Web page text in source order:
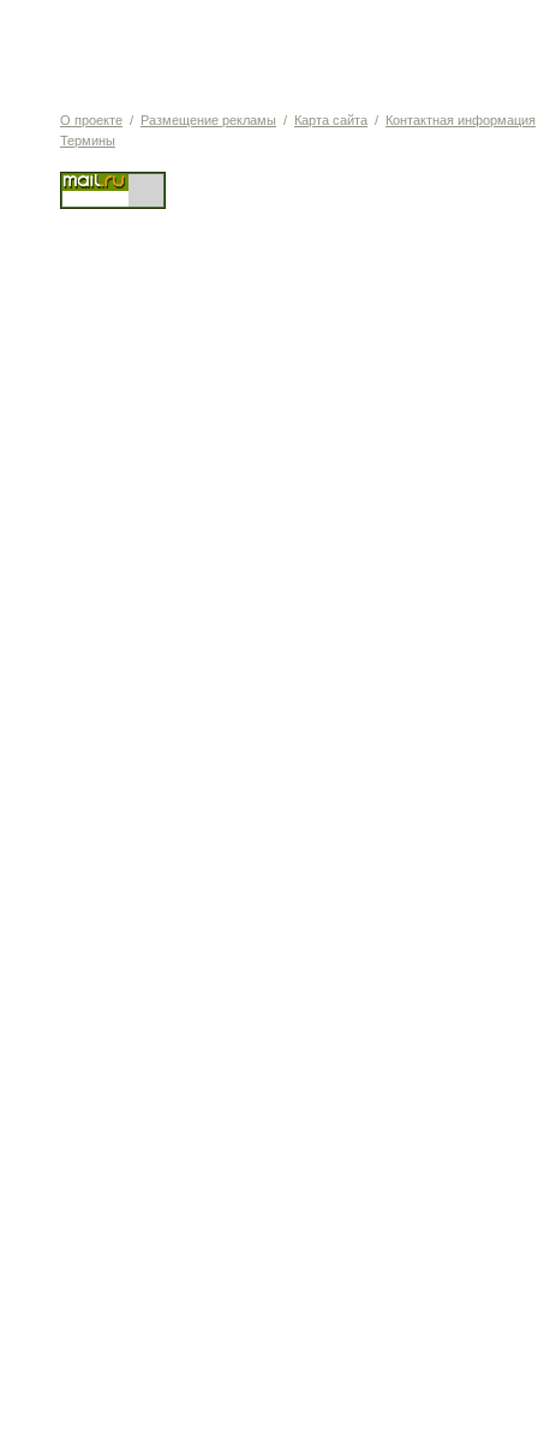
О проекте / Размещение рекламы / Карта сайта / Контактная информация
Термины